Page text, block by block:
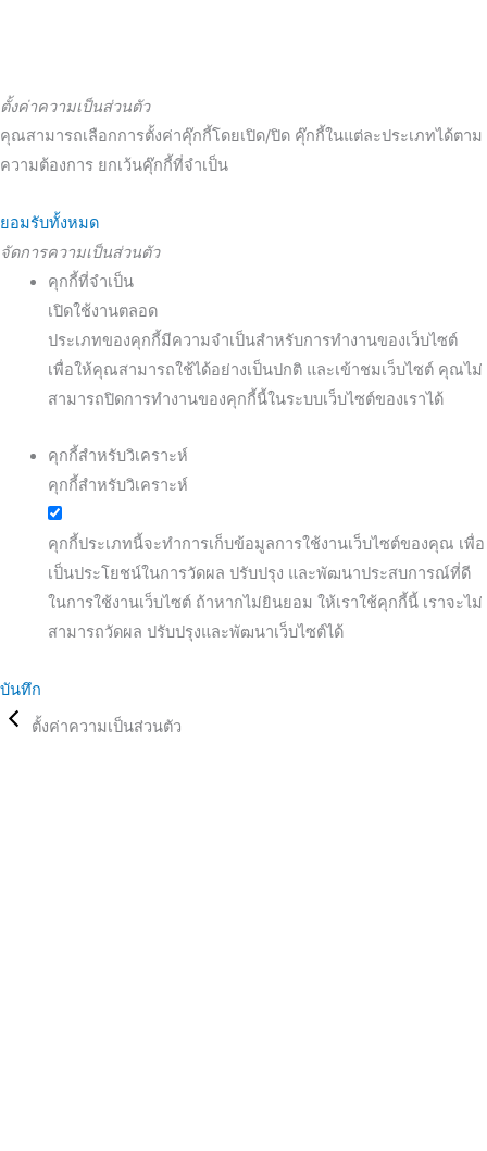
ตั้งค่าความเป็นส่วนตัว
คุณสามารถเลือกการตั้งค่าคุ๊กกี้โดยเปิด/ปิด คุ๊กกี้ในแต่ละประเภทได้ตาม
ความต้องการ ยกเว้นคุ๊กกี้ที่จำเป็น
ยอมรับทั้งหมด
จัดการความเป็นส่วนตัว
คุกกี้ที่จำเป็น
เปิดใช้งานตลอด
ประเภทของคุกกี้มีความจำเป็นสำหรับการทำงานของเว็บไซต์
เพื่อให้คุณสามารถใช้ได้อย่างเป็นปกติ และเข้าชมเว็บไซต์ คุณไม่
สามารถปิดการทำงานของคุกกี้นี้ในระบบเว็บไซต์ของเราได้
คุกกี้สำหรับวิเคราะห์
คุกกี้สำหรับวิเคราะห์
คุกกี้ประเภทนี้จะทำการเก็บข้อมูลการใช้งานเว็บไซต์ของคุณ เพื่อ
เป็นประโยชน์ในการวัดผล ปรับปรุง และพัฒนาประสบการณ์ที่ดี
ในการใช้งานเว็บไซต์ ถ้าหากไม่ยินยอม ให้เราใช้คุกกี้นี้ เราจะไม่
สามารถวัดผล ปรับปรุงและพัฒนาเว็บไซต์ได้
บันทึก
ตั้งค่าความเป็นส่วนตัว